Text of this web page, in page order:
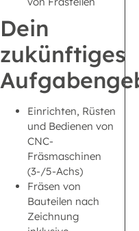
Dein
zukünftiges
Einrichten, Rüsten
und Bedienen von
CNC-
Fräsmaschinen
(3-/5-Achs)
Fräsen von
Bauteilen nach
Zeichnung